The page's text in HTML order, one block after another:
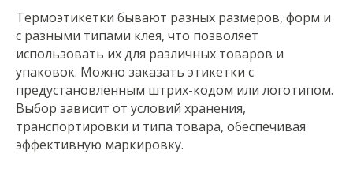
Термоэтикетки бывают разных размеров, форм и
с разными типами клея, что позволяет
использовать их для различных товаров и
упаковок. Можно заказать этикетки с
предустановленным штрих-кодом или логотипом.
Выбор зависит от условий хранения,
транспортировки и типа товара, обеспечивая
эффективную маркировку.